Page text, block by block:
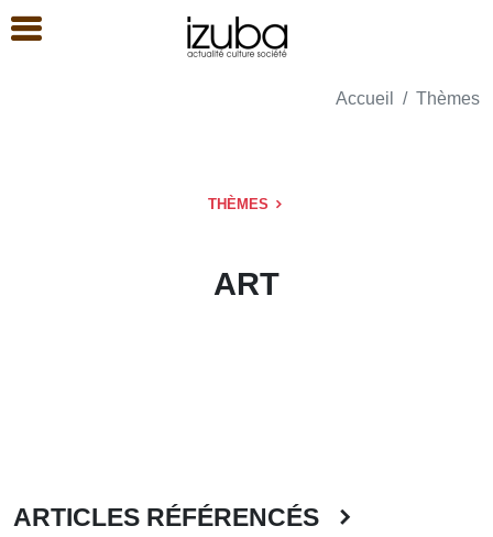
Accueil Thèmes
THÈMES
ART
ARTICLES RÉFÉRENCÉS